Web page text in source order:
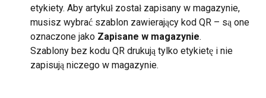
etykiety. Aby artykuł został zapisany w magazynie,
musisz wybrać szablon zawierający kod QR – są one
oznaczone jako Zapisane w magazynie.
Szablony bez kodu QR drukują tylko etykietę i nie
zapisują niczego w magazynie.